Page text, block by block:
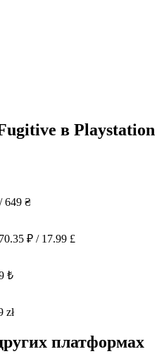
в Playstation
649 ₴
₽ / 17.99 £
₺
zł
платформах